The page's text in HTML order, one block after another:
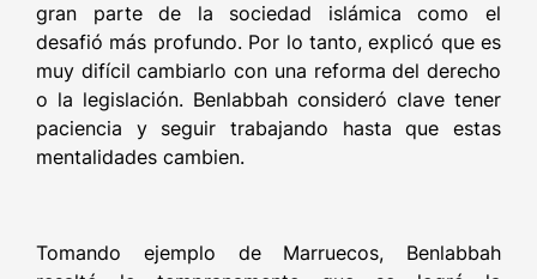
gran parte de la sociedad islámica como el
desafió más profundo. Por lo tanto, explicó que es
muy difícil cambiarlo con una reforma del derecho
o la legislación. Benlabbah consideró clave tener
paciencia y seguir trabajando hasta que estas
mentalidades cambien.
Tomando ejemplo de Marruecos, Benlabbah